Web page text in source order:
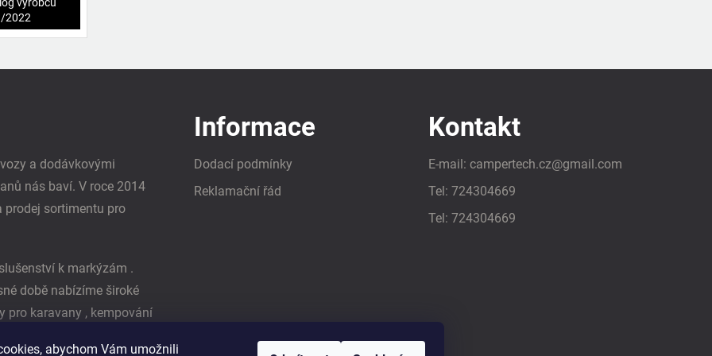
abychom Vám umožnili
výrobců
2022
a dodávkovými
nás baví. V roce 2014
prodej sortimentu pro
k markýzám .
době nabízíme široké
pro karavany , kempování
Reimo
Informace
Dodací podmínky
Reklamační řád
Kontakt
E-mail: campertech.cz@gmail.com
Tel: 724304669
Tel: 724304669